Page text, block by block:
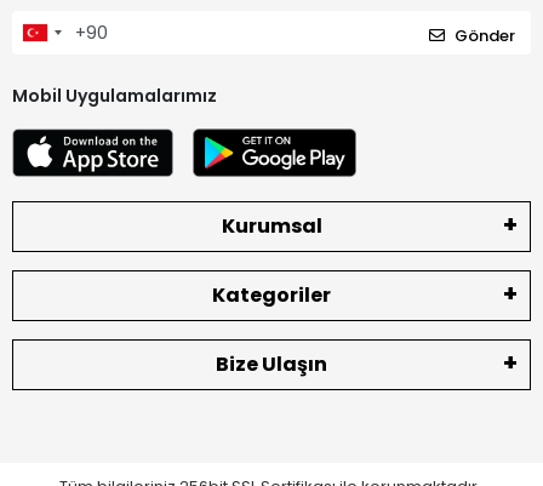
Gönder
Mobil Uygulamalarımız
Kurumsal
Kategoriler
Bize Ulaşın